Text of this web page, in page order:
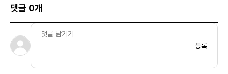
댓글 0개
등록